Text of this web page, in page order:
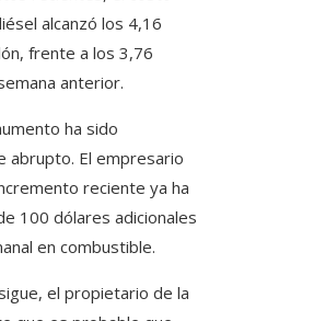
alcanzó los 4,16
frente a los 3,76
anterior.
ha sido
abrupto. El empresario
reciente ya ha
100 dólares adicionales
en combustible.
el propietario de la